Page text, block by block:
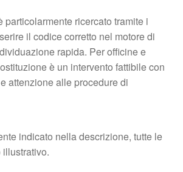
particolarmente ricercato tramite i
il codice corretto nel motore di
rapida. Per officine e
è un intervento fattibile con
attenzione alle procedure di
indicato nella descrizione, tutte le